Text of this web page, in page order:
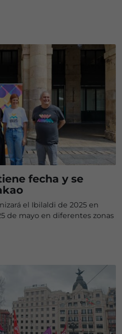
fecha y se
el Ibilaldi de 2025 en
de mayo en diferentes zonas